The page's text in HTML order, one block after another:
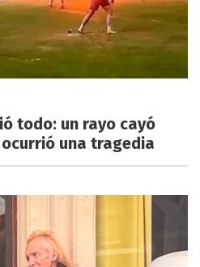
todo: un rayo cayó
una tragedia